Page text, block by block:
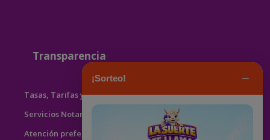
Transparencia
Tasas, Tarifas y Fórmulas
Servicios Notariales
Atención preferente
¡Sorteo! −